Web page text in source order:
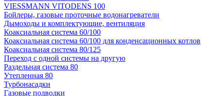
VIESSMANN VITODENS 100
Бойлеры, газовые проточные водонагреватели
Дымоходы и комплектующие, вентиляция
Коаксиальная система 60/100
Коаксиальная система 60/100 для конденсационных котлов
Коаксиальная система 80/125
Переход с одной системы на другую
Раздельная система 80
Утепленная 80
Турбонасадки
Газовые подводки